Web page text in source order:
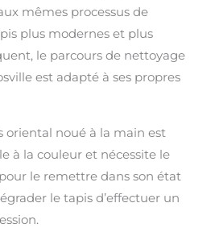
mêmes processus de
plus modernes et plus
le parcours de nettoyage
est adapté à ses propres
oriental noué à la main est
à la couleur et nécessite le
le remettre dans son état
le tapis d’effectuer un